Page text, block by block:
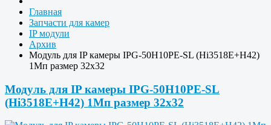
Главная
Запчасти для камер
IP модули
Архив
Модуль для IP камеры IPG-50H10PE-SL (Hi3518E+H42)
1Мп размер 32x32
Модуль для IP камеры IPG-50H10PE-SL
(Hi3518E+H42) 1Мп размер 32x32